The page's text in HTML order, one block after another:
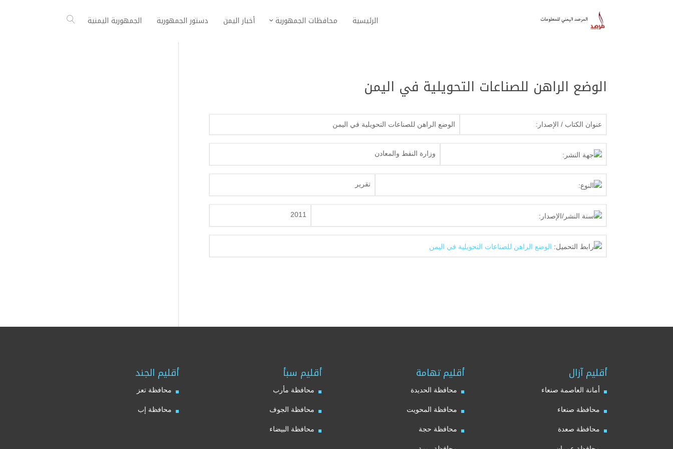
الرئيسية محافظات الجمهورية أخبار اليمن دستور الجمهورية الجمهورية اليمنية
الوضع الراهن للصناعات التحويلية في اليمن
عنوان الكتاب / الإصدار: الوضع الراهن للصناعات التحويلية في اليمن
جهة النشر: وزارة النفط والمعادن
النوع: تقرير
سنة النشر/الإصدار: 2011
رابط التحميل: الوضع الراهن للصناعات التحويلية في اليمن
أقليم آزال
أمانة العاصمة صنعاء
محافظة صنعاء
محافظة صعدة
أقليم تهامة
محافظة الحديدة
محافظة المحويت
محافظة حجة
أقليم سبأ
محافظة مأرب
محافظة الجوف
محافظة البيضاء
أقليم الجند
محافظة تعز
محافظة إب